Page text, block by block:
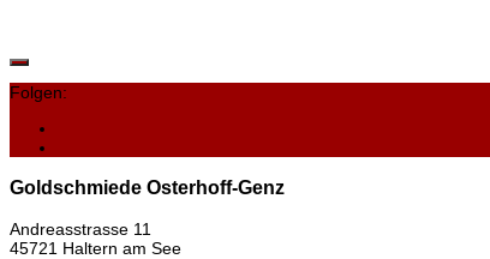
Folgen:
Goldschmiede Osterhoff-Genz
Andreasstrasse 11
45721 Haltern am See